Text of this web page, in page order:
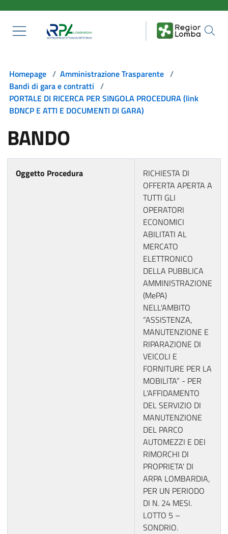
Homepage / Amministrazione Trasparente /
Bandi di gara e contratti /
PORTALE DI RICERCA PER SINGOLA PROCEDURA (link
BDNCP E ATTI E DOCUMENTI DI GARA)
BANDO
Oggetto Procedura
RICHIESTA DI
OFFERTA APERTA A
TUTTI GLI
OPERATORI
ECONOMICI
ABILITATI AL
MERCATO
ELETTRONICO
DELLA PUBBLICA
AMMINISTRAZIONE
(MePA)
NELL'AMBITO
“ASSISTENZA,
MANUTENZIONE E
RIPARAZIONE DI
VEICOLI E
FORNITURE PER LA
MOBILITA” - PER
L'AFFIDAMENTO
DEL SERVIZIO DI
MANUTENZIONE
DEL PARCO
AUTOMEZZI E DEI
RIMORCHI DI
PROPRIETA' DI
ARPA LOMBARDIA,
PER UN PERIODO
DI N. 24 MESI.
LOTTO 5 –
SONDRIO.